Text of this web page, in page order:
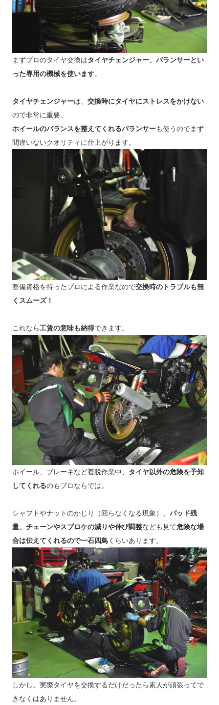
まずプロのタイヤ交換はタイヤチェンジャー、バランサーとい
った専用の機械を使います。
タイヤチェンジャーは、 交換時にタイヤにストレスをかけない
ので非常に重要。
ホイールのバランスを整えてくれるバランサーも使うのでまず
間違いないクオリティに仕上がります。
整備資格を持ったプロによる作業なので交換時のトラブルも無
くスムーズ！
これなら工賃の意味も納得できます。
ホイール、ブレーキなど着脱作業中、 タイヤ以外の危険を予知
してくれるのもプロならでは。
シャフトやナットのかじり（回らなくなる現象）、 パッド残
量、チェーンやスプロケの減りや伸び調整なども見て危険な場
合は伝えてくれるので一石四鳥 くらいあります。
しかし、実際タイヤを交換するだけだったら素人が頑張ってで
きなくはありません。